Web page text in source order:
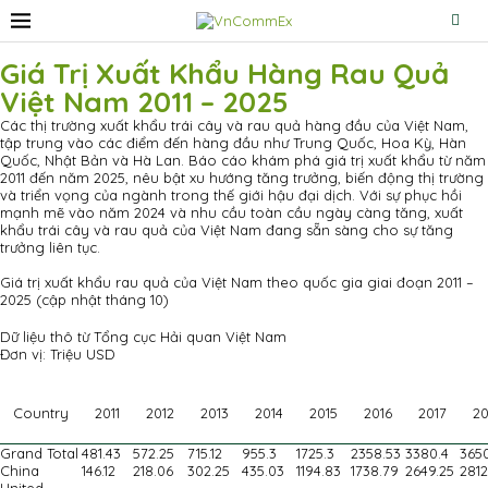
Giá Trị Xuất Khẩu Hàng Rau Quả
Việt Nam 2011 – 2025
Các thị trường xuất khẩu trái cây và rau quả hàng đầu của Việt Nam,
tập trung vào các điểm đến hàng đầu như Trung Quốc, Hoa Kỳ, Hàn
Quốc, Nhật Bản và Hà Lan. Báo cáo khám phá giá trị xuất khẩu từ năm
2011 đến năm 2025, nêu bật xu hướng tăng trưởng, biến động thị trường
và triển vọng của ngành trong thế giới hậu đại dịch. Với sự phục hồi
mạnh mẽ vào năm 2024 và nhu cầu toàn cầu ngày càng tăng, xuất
khẩu trái cây và rau quả của Việt Nam đang sẵn sàng cho sự tăng
trưởng liên tục.
Giá trị xuất khẩu rau quả của Việt Nam theo quốc gia giai đoạn 2011 –
2025 (cập nhật tháng 10)
Dữ liệu thô từ Tổng cục Hải quan Việt Nam
Đơn vị: Triệu USD
Country 2011 2012 2013 2014 2015 2016 2017
Grand Total 481.43 572.25 715.12 955.3 1725.3 2358.53 3380.4
China
146.12 218.06 302.25 435.03 1194.83 1738.79 2649.25